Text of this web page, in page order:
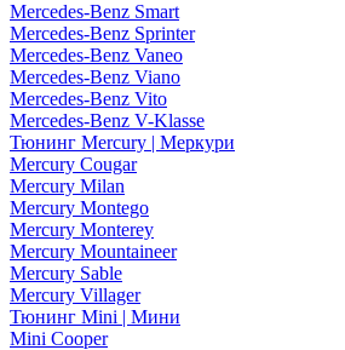
Mercedes-Benz Smart
Mercedes-Benz Sprinter
Mercedes-Benz Vaneo
Mercedes-Benz Viano
Mercedes-Benz Vito
Mercedes-Benz V-Klasse
Тюнинг Mercury | Меркури
Mercury Cougar
Mercury Milan
Mercury Montego
Mercury Monterey
Mercury Mountaineer
Mercury Sable
Mercury Villager
Тюнинг Mini | Мини
Mini Cooper